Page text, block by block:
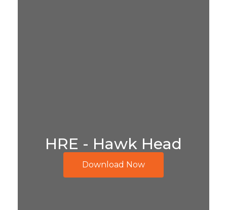
HRE - Hawk Head
Download Now